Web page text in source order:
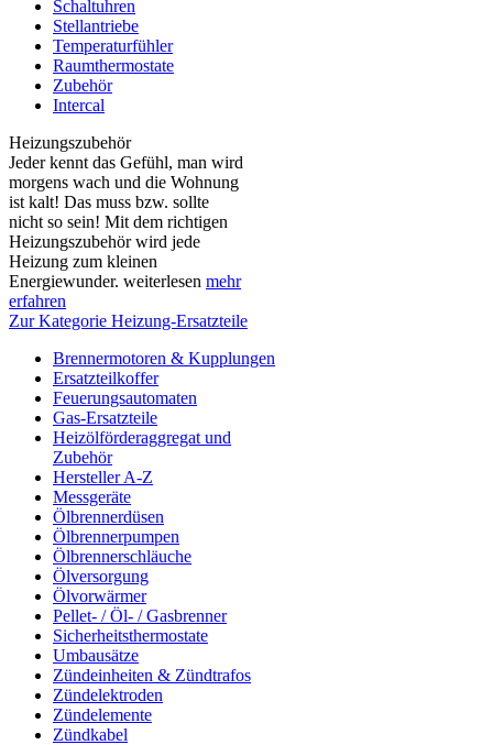
Schaltuhren
Stellantriebe
Temperaturfühler
Raumthermostate
Zubehör
Intercal
Heizungszubehör
Jeder kennt das Gefühl, man wird
morgens wach und die Wohnung
ist kalt! Das muss bzw. sollte
nicht so sein! Mit dem richtigen
Heizungszubehör wird jede
Heizung zum kleinen
Energiewunder. weiterlesen mehr
erfahren
Zur Kategorie Heizung-Ersatzteile
Brennermotoren & Kupplungen
Ersatzteilkoffer
Feuerungsautomaten
Gas-Ersatzteile
Heizölförderaggregat und
Zubehör
Hersteller A-Z
Messgeräte
Ölbrennerdüsen
Ölbrennerpumpen
Ölbrennerschläuche
Ölversorgung
Ölvorwärmer
Pellet- / Öl- / Gasbrenner
Sicherheitsthermostate
Umbausätze
Zündeinheiten & Zündtrafos
Zündelektroden
Zündelemente
Zündkabel